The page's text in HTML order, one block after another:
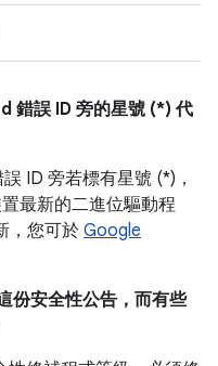
錯誤 ID 旁的星號 (*) 代
ID 旁若標有星號 (*)，
最新的二進位驅動程
，您可於 Google
份安全性公告，而有些